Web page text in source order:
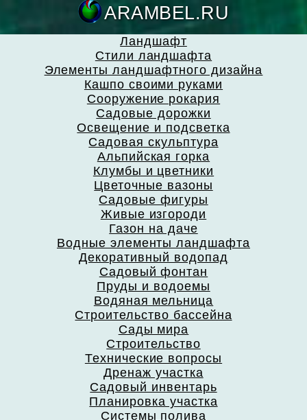
Ландшафт
Стили ландшафта
Элементы ландшафтного дизайна
Кашпо своими руками
Сооружение рокария
Садовые дорожки
Освещение и подсветка
Садовая скульптура
Альпийская горка
Клумбы и цветники
Цветочные вазоны
Садовые фигуры
Живые изгороди
Газон на даче
Водные элементы ландшафта
Декоративный водопад
Садовый фонтан
Пруды и водоемы
Водяная мельница
Строительство бассейна
Сады мира
Строительство
Технические вопросы
Дренаж участка
Садовый инвентарь
Планировка участка
Системы полива